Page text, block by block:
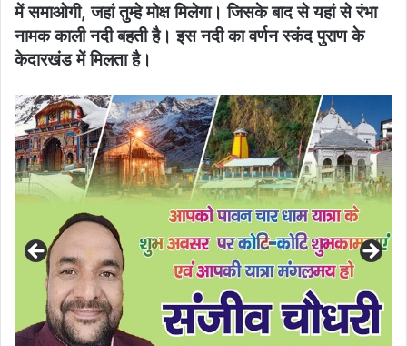
में समाओगी, जहां तुम्हे मोक्ष मिलेगा। जिसके बाद से यहां से रंभा
नामक काली नदी बहती है। इस नदी का वर्णन स्कंद पुराण के
केदारखंड में मिलता है।